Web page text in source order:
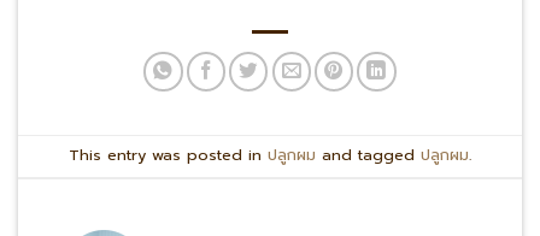
This entry was posted in ปลูกผม and tagged ปลูกผม.